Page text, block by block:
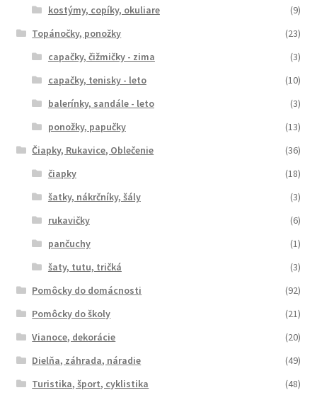
kostýmy, copíky, okuliare
(9)
Topánočky, ponožky
(23)
capačky, čižmičky - zima
(3)
capačky, tenisky - leto
(10)
balerínky, sandále - leto
(3)
ponožky, papučky
(13)
Čiapky, Rukavice, Oblečenie
(36)
čiapky
(18)
šatky, nákrčníky, šály
(3)
rukavičky
(6)
pančuchy
(1)
šaty, tutu, tričká
(3)
Pomôcky do domácnosti
(92)
Pomôcky do školy
(21)
Vianoce, dekorácie
(20)
Dielňa, záhrada, náradie
(49)
Turistika, šport, cyklistika
(48)